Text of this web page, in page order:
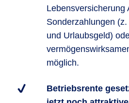
Lebensversicherung
Sonderzahlungen
und Urlaubsgeld)
möglich.
Betriebsrente